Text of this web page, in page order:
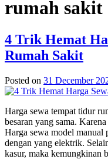
rumah sakit
4 Trik Hemat
Rumah Sakit
Posted on 31 December
Harga sewa tempat tidur
besaran yang sama.
Harga sewa model manual
dengan yang elektrik.
kasur, maka kemungkinan